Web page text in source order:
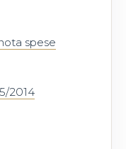
spese
2014